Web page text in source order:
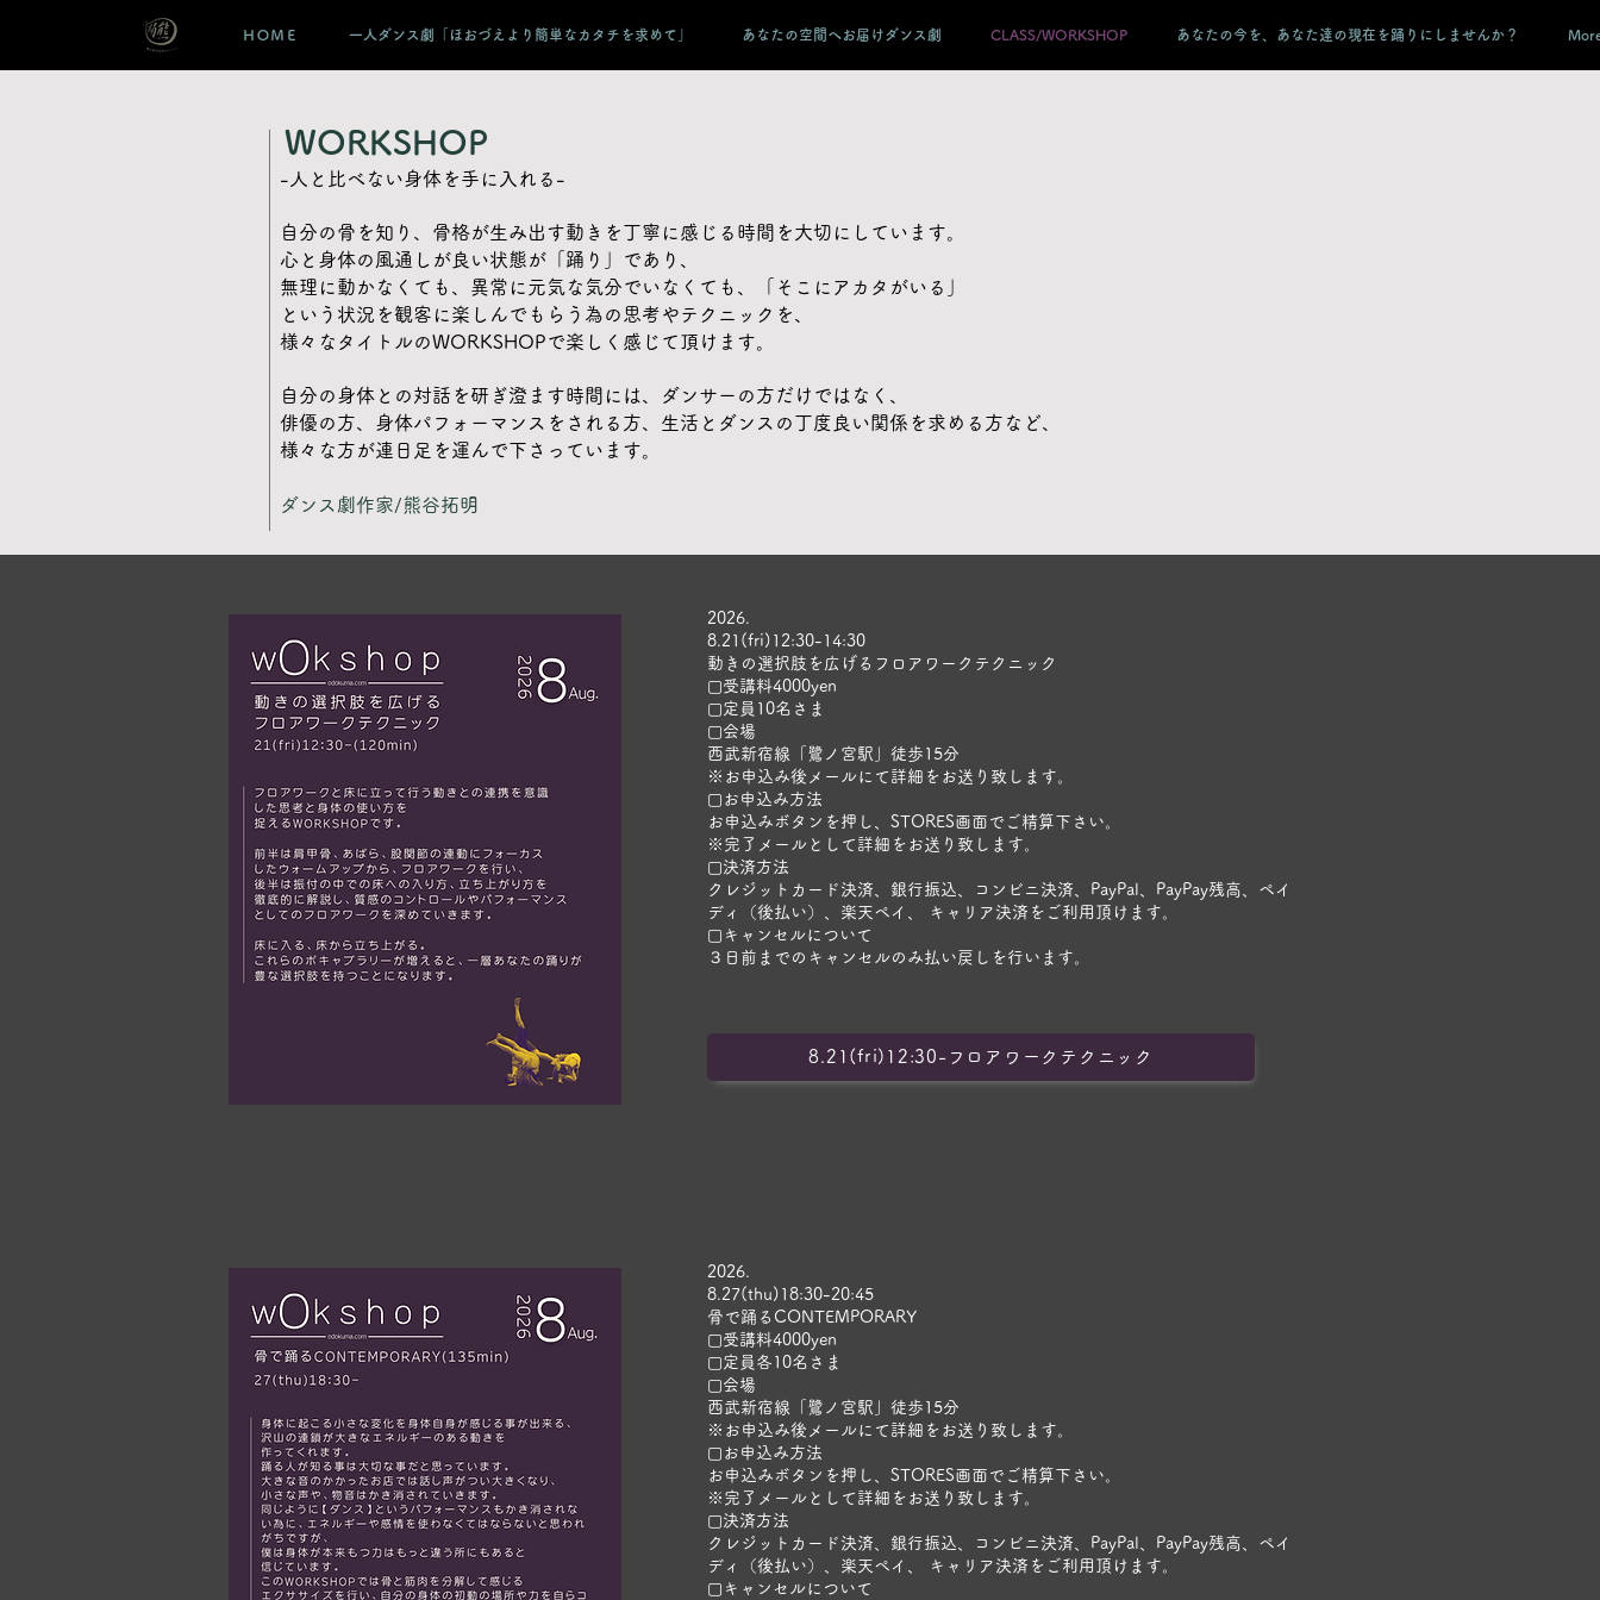
ＨＯＭＥ 一人ダンス劇「ほおづえより簡単なカタチを求めて」 あなたの空間へお届けダンス劇 CLASS/WORKSHOP あなたの今を、あなた達の現在を踊りにしませんか？
​WORKSHOP
-人と比べない身体を手に入れる-
自分の骨を知り、骨格が生み出す動きを丁寧に感じる時間を大切にしています。
心と身体の風通しが良い状態が「踊り」であり、
無理に動かなくても、異常に元気な気分でいなくても、
「そこにアカタがいる」
という状況を観客に楽しんでもらう為の思考やテクニックを、
様々なタイトルのWORKSHOPで楽しく感じて頂けます。
自分の身体との対話を研ぎ澄ます時間には、ダンサーの方だけではなく、
俳優の方、身体パフォーマンスをされる方、生活とダンスの丁度良い関係を求める方など、
様々な方が連日足を運んで下さっています。
ダンス劇作家/熊谷拓明
​2026.
8.21(fri)12:30-14:30
​動きの選択肢を広げるフロアワークテクニック
▢受講料4000yen
▢定員10名さま
▢会場
西武新宿線「鷺ノ宮駅」徒歩15分
​※お申込み後メールにて詳細をお送り致します。
▢お申込み方法
お申込みボタンを押し、STORES画面でご精算下さい。
※完了メールとして詳細をお送り致します。
▢決済方法
​クレジットカード決済、銀行振込、コンビニ決済、PayPal、PayPay残高、ペイ
ディ（後払い）、楽天ペイ、 キャリア決済​をご利用頂けます。
▢キャンセルについて
３日前までのキャンセルのみ払い戻しを行います。
8.21(fri)12:30-フロアワークテクニック
​2026.
8.27(thu)18:30-20:45
骨で踊るCONTEMPORARY
▢受講料4000yen
▢定員各10名さま
▢会場
西武新宿線「鷺ノ宮駅」徒歩15分
​※お申込み後メールにて詳細をお送り致します。
▢お申込み方法
お申込みボタンを押し、STORES画面でご精算下さい。
※完了メールとして詳細をお送り致します。
▢決済方法
​クレジットカード決済、銀行振込、コンビニ決済、PayPal、PayPay残高、ペイ
ディ（後払い）、楽天ペイ、 キャリア決済​をご利用頂けます。
▢キャンセルについて